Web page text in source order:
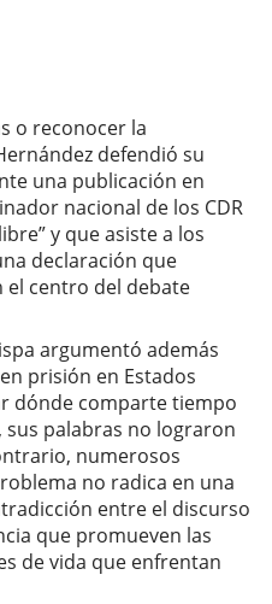
o reconocer la
defendió su
una publicación en
nacional de los CDR
y que asiste a los
declaración que
centro del debate
argumentó además
prisión en Estados
dónde comparte tiempo
sus palabras no lograron
numerosos
no radica en una
entre el discurso
que promueven las
de vida que enfrentan